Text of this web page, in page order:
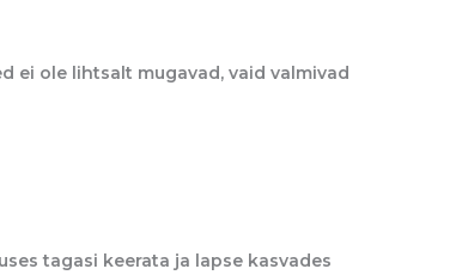
ei ole lihtsalt mugavad, vaid valmivad
tagasi keerata ja lapse kasvades